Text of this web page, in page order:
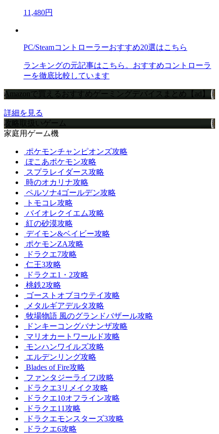
11,480円
PC/Steamコントローラーおすすめ20選はこちら
ランキングの元記事はこちら。おすすめコントローラ
ーを徹底比較しています
Amazonで買えるおすすめゲーミングデバイスまとめ【ad】
詳細を見る
攻略取扱いゲーム
家庭用ゲーム機
ポケモンチャンピオンズ攻略
ぽこあポケモン攻略
スプラレイダース攻略
時のオカリナ攻略
ペルソナ4ゴールデン攻略
トモコレ攻略
バイオレクイエム攻略
紅の砂漠攻略
デイモン&ベイビー攻略
ポケモンZA攻略
ドラクエ7攻略
仁王3攻略
ドラクエ1・2攻略
桃鉄2攻略
ゴーストオブヨウテイ攻略
メタルギアデルタ攻略
牧場物語 風のグランドバザール攻略
ドンキーコングバナンザ攻略
マリオカートワールド攻略
モンハンワイルズ攻略
エルデンリング攻略
Blades of Fire攻略
ファンタジーライフi攻略
ドラクエ3リメイク攻略
ドラクエ10オフライン攻略
ドラクエ11攻略
ドラクエモンスターズ3攻略
ドラクエ6攻略